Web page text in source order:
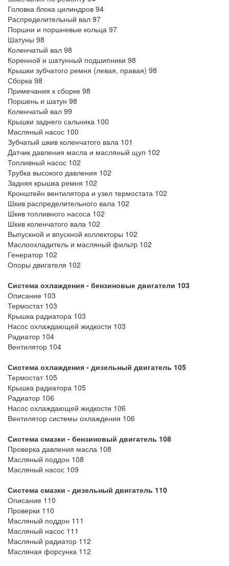
Головка блока цилиндров 94
Распределительный вал 97
Поршни и поршневые кольца 97
Шатуны 98
Коленчатый вал 98
Коренной и шатунный подшипники 98
Крышки зубчатого ремня (левая, правая) 98
Сборка 98
Примечания к сборке 98
Поршень и шатун 98
Коленчатый вал 99
Крышки заднего сальника 100
Масляный насос 100
Зубчатый шкив коленчатого вала 101
Датчик давления масла и масляный щуп 102
Топливный насос 102
Трубка высокого давления 102
Задняя крышка ремня 102
Кронштейн вентилятора и узел термостата 102
Шкив распределительного вала 102
Шкив топливного насоса 102
Шкив коленчатого вала 102
Выпускной и впускной коллекторы 102
Маслоохладитель и масляный фильтр 102
Генератор 102
Опоры двигателя 102
Система охлаждения - бензиновые двигатели 103
Описание 103
Термостат 103
Крышка радиатора 103
Насос охлаждающей жидкости 103
Радиатор 104
Вентилятор 104
Система охлаждения - дизельный двигатель 105
Термостат 105
Крышка радиатора 105
Радиатор 106
Насос охлаждающей жидкости 106
Вентилятор системы охлаждения 106
Система смазки - бензиновый двигатель 108
Проверка давления масла 108
Масляный поддон 108
Масляный насос 109
Система смазки - дизельный двигатель 110
Описание 110
Проверки 110
Масляный поддон 111
Масляный насос 111
Масляный радиатор 112
Масляная форсунка 112